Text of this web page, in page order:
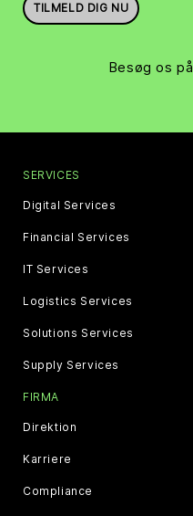
TILMELD DIG NU
Besøg os på
SERVICES
Digital Services
Financial Services
IT Services
Logistics Services
Solutions Services
Supply Services
FIRMA
Direktion
Karriere
Compliance